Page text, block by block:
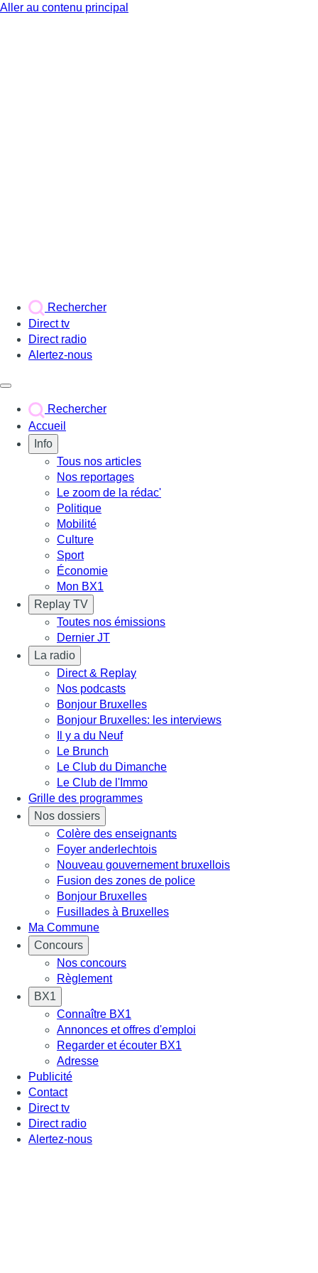
Aller au contenu principal
Rechercher
Direct tv
Direct radio
Alertez-nous
Rechercher
Accueil
Info
Tous nos articles
Nos reportages
Le zoom de la rédac'
Politique
Mobilité
Culture
Sport
Économie
Mon BX1
Replay TV
Toutes nos émissions
Dernier JT
La radio
Direct & Replay
Nos podcasts
Bonjour Bruxelles
Bonjour Bruxelles: les interviews
Il y a du Neuf
Le Brunch
Le Club du Dimanche
Le Club de l'Immo
Grille des programmes
Nos dossiers
Colère des enseignants
Foyer anderlechtois
Nouveau gouvernement bruxellois
Fusion des zones de police
Bonjour Bruxelles
Fusillades à Bruxelles
Ma Commune
Concours
Nos concours
Règlement
BX1
Connaître BX1
Annonces et offres d'emploi
Regarder et écouter BX1
Adresse
Publicité
Contact
Direct tv
Direct radio
Alertez-nous